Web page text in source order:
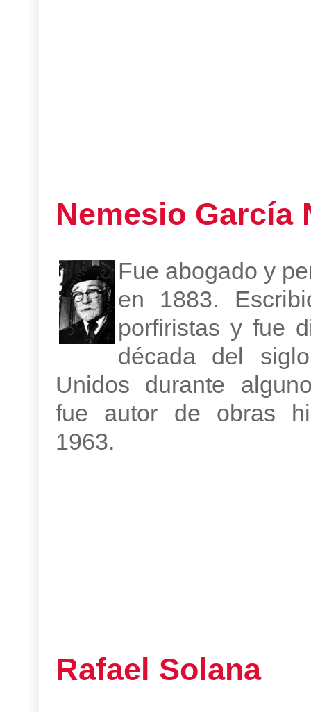
Nemesio García
Fue abogado y
en 1883.
porfiristas y fue
década del
Unidos durante
fue autor de obras
1963.
Rafael Solana